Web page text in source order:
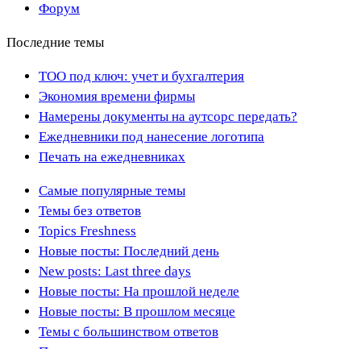
Форум
Последние темы
ТОО под ключ: учет и бухгалтерия
Экономия времени фирмы
Намерены документы на аутсорс передать?
Ежедневники под нанесение логотипа
Печать на ежедневниках
Самые популярные темы
Темы без ответов
Topics Freshness
Новые посты: Последний день
New posts: Last three days
Новые посты: На прошлой неделе
Новые посты: В прошлом месяце
Темы с большинством ответов